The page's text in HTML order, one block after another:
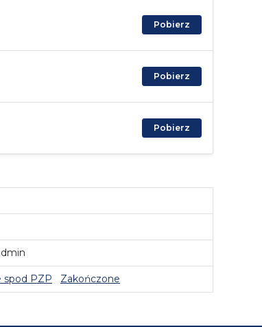
Pobierz
Pobierz
Pobierz
spod PZP Zakończone